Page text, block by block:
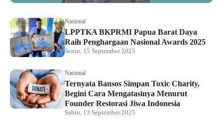
Nasional
LPPTKA BKPRMI Papua Barat Daya
Raih Penghargaan Nasional Awards 2025
Senin, 15 September 2025
Nasional
Ternyata Bansos Simpan Toxic Charity,
Begini Cara Mengatasinya Menurut
Founder Restorasi Jiwa Indonesia
Sabtu, 13 September 2025